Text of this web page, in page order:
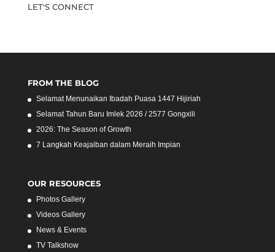
LET'S CONNECT
FROM THE BLOG
Selamat Menunaikan Ibadah Puasa 1447 Hijiriah
Selamat Tahun Baru Imlek 2026 / 2577 Gongxili
2026: The Season of Growth
7 Langkah Keajaiban dalam Meraih Impian
OUR RESOURCES
Photos Gallery
Videos Gallery
News & Events
TV Talkshow